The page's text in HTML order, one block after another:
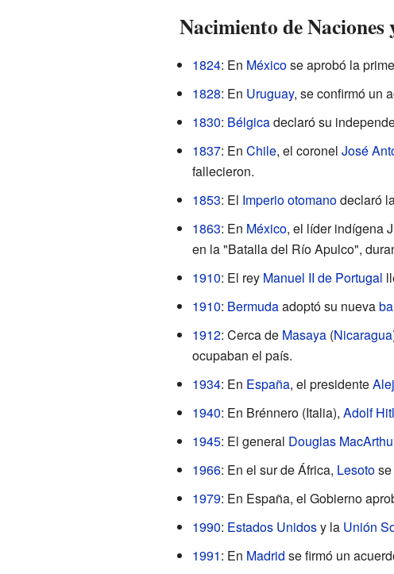
Nacimiento de
1824: En Méxicose aprobó la
1828: En Uruguay, se confirmó un
1830: Bélgicadeclaró su
1837: En Chile, el coronel José
fallecieron.
1853: El Imperio otomanodeclaró
1863: En México, el líder indígena
en la "Batalla del Río Apulco",
1910: El rey Manuel II de Portugal
1910: Bermudaadoptó su nueva
1912: Cerca de Masaya(Nicaragua
ocupaban el país.
1934: En España, el presidente
1940: En Brénnero (Italia), Adolf
1945: El general Douglas
1966: En el sur de África, Lesotose
1979: En España, el Gobierno
1990: Estados Unidosy la Unión
1991: En Madrid se firmó un